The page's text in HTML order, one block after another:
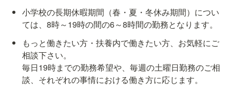
小学校の長期休暇期間（春・夏・冬休み期間）につい
ては、8時～19時の間の6～8時間の勤務となります。
もっと働きたい方・扶養内で働きたい方、お気軽にご
相談下さい。
毎日19時までの勤務希望や、毎週の土曜日勤務のご相
談、それぞれの事情における働き方に応じます。